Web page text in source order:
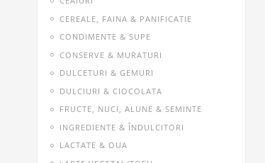
CEREALE, FAINA & PANIFICATIE
CONDIMENTE & SUPE
CONSERVE & MURATURI
DULCETURI & GEMURI
DULCIURI & CIOCOLATA
FRUCTE, NUCI, ALUNE & SEMINTE
INGREDIENTE & ÎNDULCITORI
LACTATE & OUA